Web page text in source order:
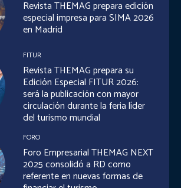
Revista THEMAG prepara edición
especial impresa para SIMA 2026
en Madrid
FITUR
Revista THEMAG prepara su
Edición Especial FITUR 2026:
será la publicación con mayor
circulación durante la feria líder
del turismo mundial
FORO
Foro Empresarial THEMAG NEXT
2025 consolidó a RD como
referente en nuevas formas de